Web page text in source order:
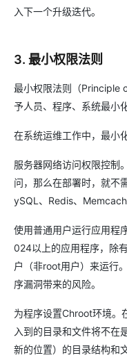
入下一个升级迭代。
3. 最小权限法则
最小权限法则（Principle
予人员、程序、系统最小
在系统运维工作中，最小
服务器网络访问权限控制
问，那么在部署时，就不
ySQL、Redis、
使用普通用户运行应用程
024以上的应用程序，除
户（非root用户）来运行
序漏洞带来的风险。
为程序设置Chroot环境。
入到的目录和文件将不在
新的位置）的目录结构和